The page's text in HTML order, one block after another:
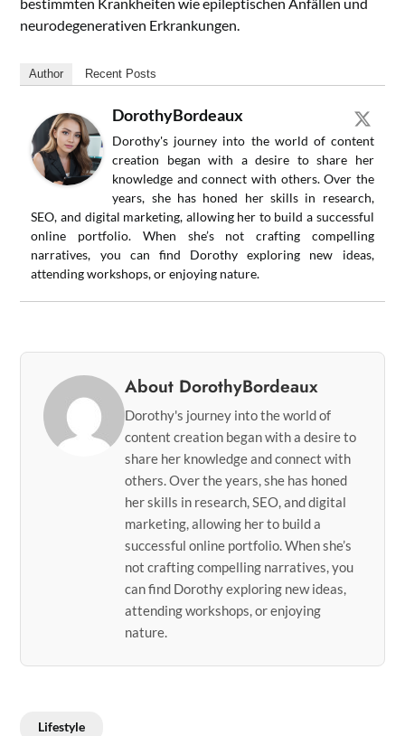
bestimmten Krankheiten wie epileptischen Anfällen und
neurodegenerativen Erkrankungen.
Author Recent Posts
DorothyBordeaux
Dorothy's journey into the world of content
creation began with a desire to share her
knowledge and connect with others. Over the
years, she has honed her skills in research,
SEO, and digital marketing, allowing her to build a successful
online portfolio. When she’s not crafting compelling
narratives, you can find Dorothy exploring new ideas,
attending workshops, or enjoying nature.
About DorothyBordeaux
Dorothy's journey into the world of
content creation began with a desire to
share her knowledge and connect with
others. Over the years, she has honed
her skills in research, SEO, and digital
marketing, allowing her to build a
successful online portfolio. When she’s
not crafting compelling narratives, you
can find Dorothy exploring new ideas,
attending workshops, or enjoying
nature.
Lifestyle